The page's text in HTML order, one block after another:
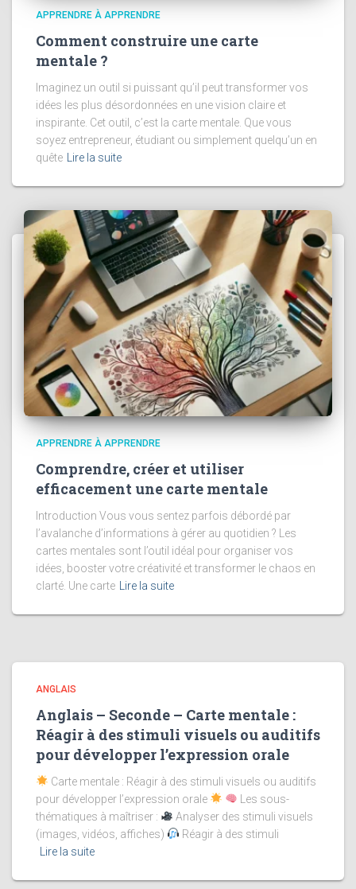
APPRENDRE À APPRENDRE
Comment construire une carte
mentale ?
Imaginez un outil si puissant qu’il peut transformer vos
idées les plus désordonnées en une vision claire et
inspirante. Cet outil, c’est la carte mentale. Que vous
soyez entrepreneur, étudiant ou simplement quelqu’un en
quête Lire la suite
APPRENDRE À APPRENDRE
Comprendre, créer et utiliser
efficacement une carte mentale
Introduction Vous vous sentez parfois débordé par
l’avalanche d’informations à gérer au quotidien ? Les
cartes mentales sont l’outil idéal pour organiser vos
idées, booster votre créativité et transformer le chaos en
clarté. Une carte
Lire la suite
ANGLAIS
Anglais – Seconde – Carte mentale :
Réagir à des stimuli visuels ou auditifs
pour développer l’expression orale
Carte mentale : Réagir à des stimuli visuels ou auditifs
pour développer l’expression orale
Les sous-
thématiques à maîtriser :
Analyser des stimuli visuels
(images, vidéos, affiches)
Réagir à des stimuli
Lire la suite